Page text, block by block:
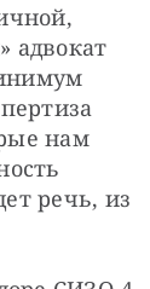
адвокат
нам
речь, из